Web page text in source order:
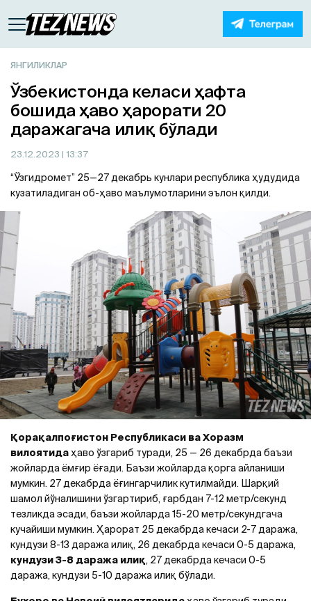
ЯНГИЛИКЛАР
Ўзбекистонда келаси ҳафта
бошида ҳаво ҳарорати 20
даражагача илиқ бўлади
23.12.2023 | 13:37
“Ўзгидромет” 25—27 декабрь кунлари республика ҳудудида
кузатиладиган об-ҳаво маълумотларини эълон қилди.
Қорақалпоғистон Республикаси ва Хоразм
вилоятидаҳаво ўзгариб туради, 25 — 26 декабрда баъзи
жойларда ёмғир ёғади. Баъзи жойларда қорга айланиши
мумкин. 27 декабрда ёғингарчилик кутилмайди. Шарқий
шамол йўналишини ўзгартириб, ғарбдан 7-12 метр/секунд
тезликда эсади, баъзи жойларда 15-20 метр/секундгача
кучайиши мумкин. Ҳарорат 25 декабрда кечаси 2-7 даража,
кундузи 8-13 даража илиқ, 26 декабрда кечаси 0-5 даража,
кундузи 3-8 даража илиқ, 27 декабрда кечаси 0-5
даража, кундузи 5-10 даража илиқ бўлади.